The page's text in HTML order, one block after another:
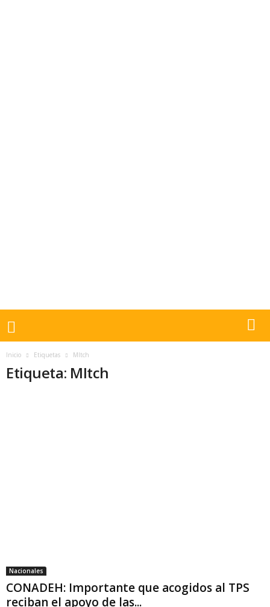
Inicio Etiquetas MItch
Etiqueta: MItch
Nacionales
CONADEH: Importante que acogidos al TPS
reciban el apoyo de las...